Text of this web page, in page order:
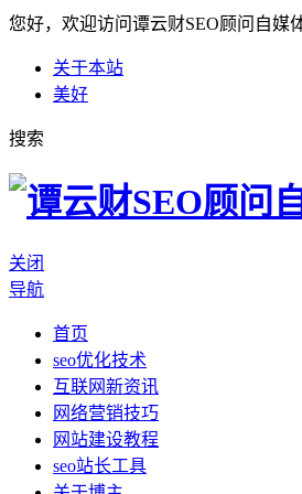
您好，欢迎访问谭云财SEO顾问自媒
关于本站
美好
搜索
关闭
导航
首页
seo优化技术
互联网新资讯
网络营销技巧
网站建设教程
seo站长工具